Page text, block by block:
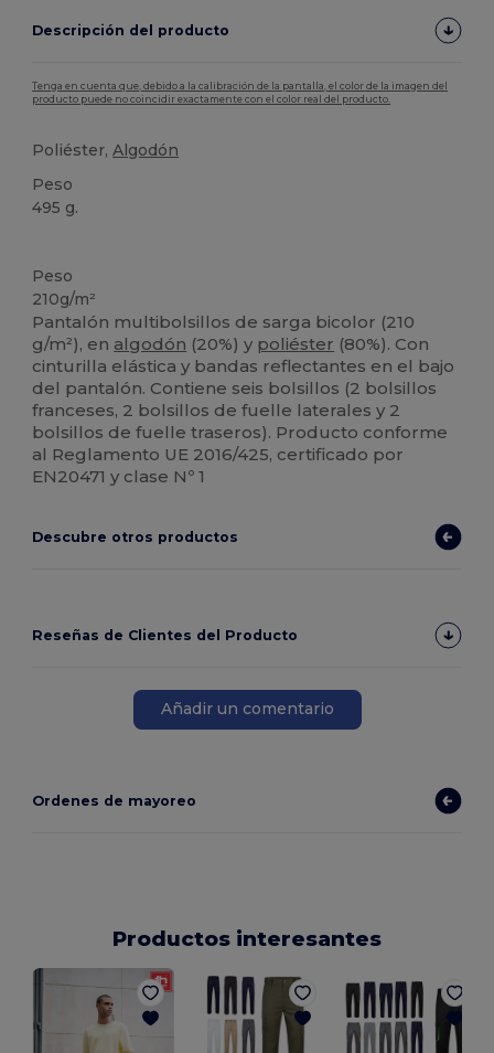
Descripción del producto
Tenga en cuenta que, debido a la calibración de la pantalla, el color de la imagen del
producto puede no coincidir exactamente con el color real del producto.
Poliéster,Algodón
Peso
495 g.
Peso
210g/m²
Pantalón multibolsillos de sarga bicolor (210
g/m²), en algodón (20%) y poliéster (80%). Con
cinturilla elástica y bandas reflectantes en el bajo
del pantalón. Contiene seis bolsillos (2 bolsillos
franceses, 2 bolsillos de fuelle laterales y 2
bolsillos de fuelle traseros). Producto conforme
al Reglamento UE 2016/425, certificado por
EN20471 y clase Nº 1
Descubre otros productos
Reseñas de Clientes del Producto
Añadir un comentario
Ordenes de mayoreo
Productos interesantes